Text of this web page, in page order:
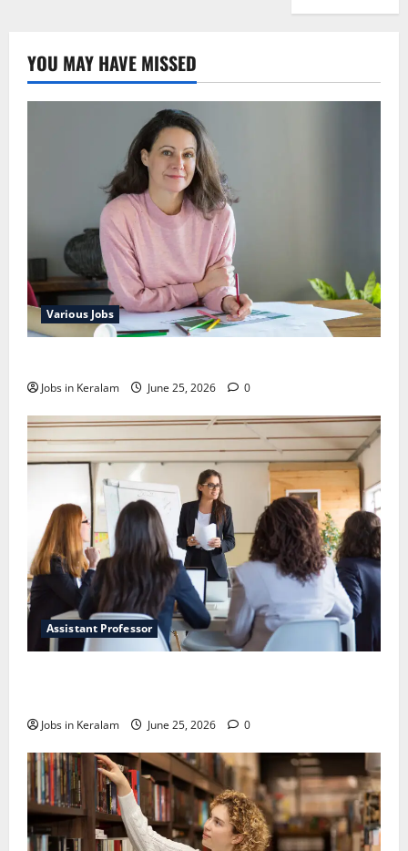
YOU MAY HAVE MISSED
Various Jobs
Jobs in Keralam June 25, 2026 0
Assistant Professor
Jobs in Keralam June 25, 2026 0